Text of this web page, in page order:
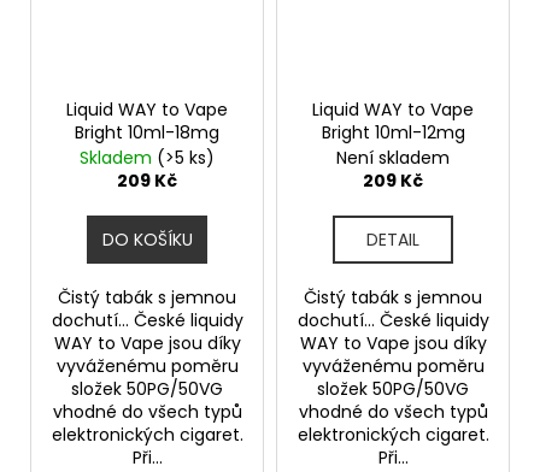
Liquid WAY to Vape
Bright 10ml-18mg
Skladem (>5 ks)
209 Kč
DO KOŠÍKU
Čistý tabák s jemnou
dochutí... České liquidy
WAY to Vape jsou díky
vyváženému poměru
složek 50PG/50VG
vhodné do všech typů
elektronických cigaret.
Při...
Liquid WAY to Vape
Bright 10ml-12mg
Není skladem
209 Kč
DETAIL
Čistý tabák s jemnou
dochutí... České liquidy
WAY to Vape jsou díky
vyváženému poměru
složek 50PG/50VG
vhodné do všech typů
elektronických cigaret.
Při...